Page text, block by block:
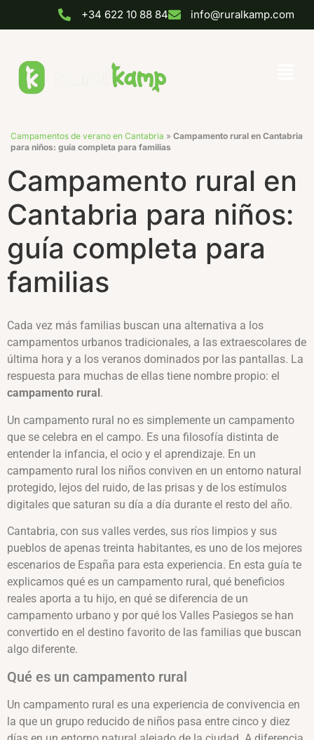
+34 622 10 88 84 info@ruralkamp.com
Campamentos de verano en Cantabria » Campamento rural en Cantabria
para niños: guía completa para familias
Campamento rural en
Cantabria para niños:
guía completa para
familias
Cada vez más familias buscan una alternativa a los
campamentos urbanos tradicionales, a las extraescolares de
última hora y a los veranos dominados por las pantallas. La
respuesta para muchas de ellas tiene nombre propio: el
campamento rural .
Un campamento rural no es simplemente un campamento
que se celebra en el campo. Es una filosofía distinta de
entender la infancia, el ocio y el aprendizaje. En un
campamento rural los niños conviven en un entorno natural
protegido, lejos del ruido, de las prisas y de los estímulos
digitales que saturan su día a día durante el resto del año.
Cantabria, con sus valles verdes, sus ríos limpios y sus
pueblos de apenas treinta habitantes, es uno de los mejores
escenarios de España para esta experiencia. En esta guía te
explicamos qué es un campamento rural, qué beneficios
reales aporta a tu hijo, en qué se diferencia de un
campamento urbano y por qué los Valles Pasiegos se han
convertido en el destino favorito de las familias que buscan
algo diferente.
Qué es un campamento rural
Un campamento rural es una experiencia de convivencia en
la que un grupo reducido de niños pasa entre cinco y diez